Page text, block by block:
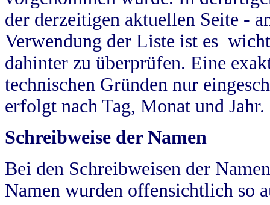
der derzeitigen aktuellen Seite -
Verwendung der Liste ist es
dahinter zu überprüfen. Eine
technischen Gründen nur
erfolgt nach Tag, Monat und Jahr.
Schreibweise der Namen
Bei den Schreibweisen der
Namen wurden offensichtlich so